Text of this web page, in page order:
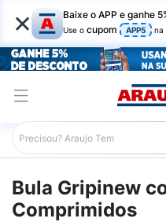
× Baixe o APP e ganhe
Use o cupom APP5 na
Araujo Bulário Araujo
Bula Gripinew
Comprimidos